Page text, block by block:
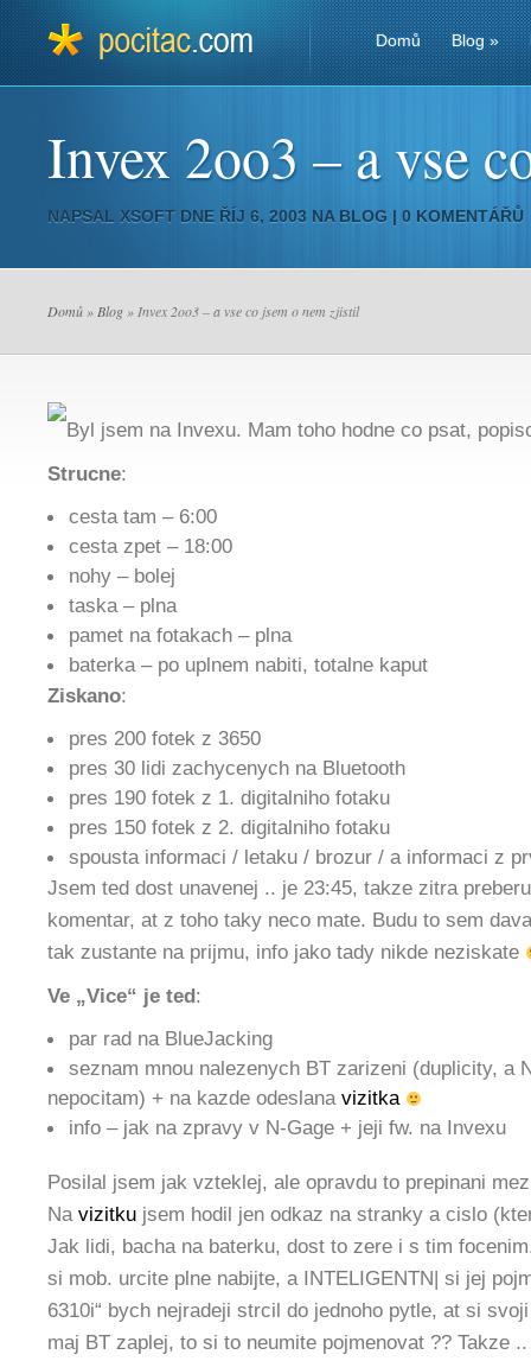
Domů Blog»
Invex 2oo3 – a vse
NAPSAL XSOFT DNE ŘÍJ 6, 2003 NA BLOG | 0 KOMENTÁŘŮ
Domů » Blog » Invex 2oo3 – a vse co jsem o nem zjistil
Byl jsem na Invexu. Mam toho hodne co psat,
Strucne:
cesta tam – 6:00
cesta zpet – 18:00
nohy – bolej
taska – plna
pamet na fotakach – plna
baterka – po uplnem nabiti, totalne kaput
Ziskano:
pres 200 fotek z 3650
pres 30 lidi zachycenych na Bluetooth
pres 190 fotek z 1. digitalniho fotaku
pres 150 fotek z 2. digitalniho fotaku
spousta informaci / letaku / brozur / a informaci z
Jsem ted dost unavenej .. je 23:45, takze zitra
komentar, at z toho taky neco mate. Budu to sem
tak zustante na prijmu, info jako tady nikde neziskate
Ve „Vice“ je ted:
par rad na BlueJacking
seznam mnou nalezenych BT zarizeni (duplicity, a
nepocitam) + na kazde odeslana vizitka
info – jak na zpravy v N-Gage + jeji fw. na Invexu
Posilal jsem jak vzteklej, ale opravdu to prepinani
Na vizitku jsem hodil jen odkaz na stranky a cislo
Jak lidi, bacha na baterku, dost to zere i s tim
si mob. urcite plne nabijte, a INTELIGENTN| si jej
6310i“ bych nejradeji strcil do jednoho pytle, at si
maj BT zaplej, to si to neumite pojmenovat ?? Takze